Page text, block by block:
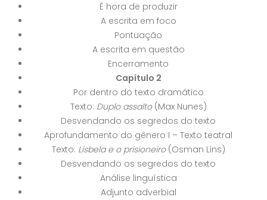
É hora de produzir
A escrita em foco
Pontuação
A escrita em questão
Encerramento
Capítulo 2
Por dentro do texto dramático
Texto: Duplo assalto(Max Nunes)
Desvendando os segredos do texto
Aprofundamento do gênero I – Texto teatral
Texto: Lisbela e o prisioneiro(Osman Lins)
Desvendando os segredos do texto
Análise linguística
Adjunto adverbial